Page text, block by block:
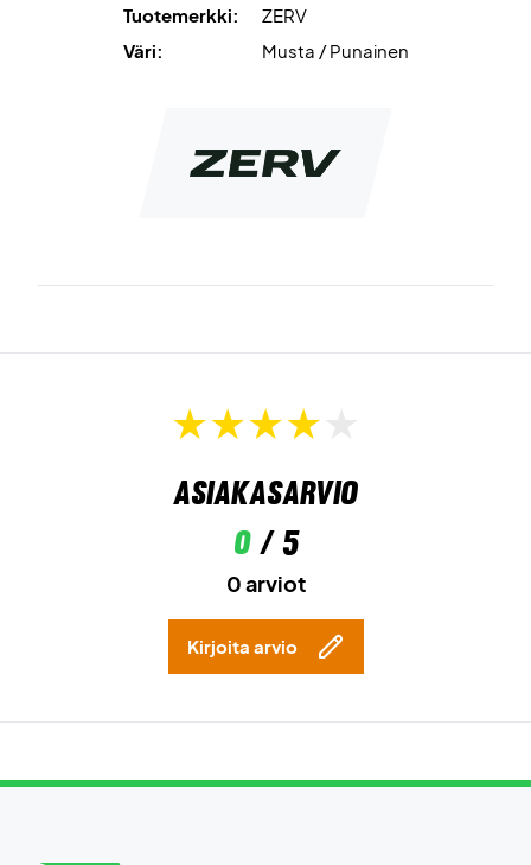
Tuotemerkki:
ZERV
Väri:
Musta / Punainen
Asiakasarvio
0/ 5
0 arviot
Kirjoita arvio